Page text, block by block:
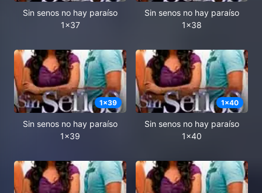
Sin senos no hay paraíso
1x37
Sin senos no hay paraíso
1x38
1x39
Sin senos no hay paraíso
1x39
1x40
Sin senos no hay paraíso
1x40